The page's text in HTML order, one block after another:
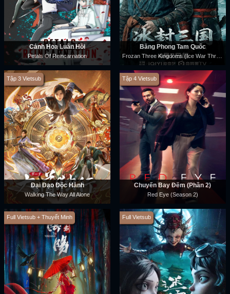
Cánh Hoa Luân Hồi
Petals Of Reincarnation
Băng Phong Tam Quốc
Frozan Three Kingdoms (Ice War Three Kingdoms)
Tập 3 Vietsub
Đại Đạo Độc Hành
Walking The Way All Alone
Tập 4 Vietsub
Chuyến Bay Đêm (Phần 2)
Red Eye (Season 2)
Full Vietsub + Thuyết Minh Full Vietsub